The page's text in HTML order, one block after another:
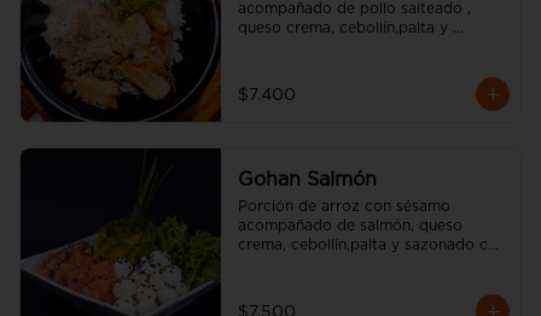
acompañado de pollo salteado ,
queso crema, cebollín,palta y
$7.400
Gohan Salmón
Porción de arroz con sésamo
acompañado de salmón, queso
crema, cebollín,palta y sazonado con
$7.500